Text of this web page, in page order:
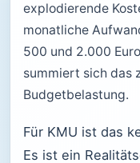
explodierende
monatliche
500 und 2.000
summiert sich das
Budgetbelastung.
Für KMU ist das
Es ist ein